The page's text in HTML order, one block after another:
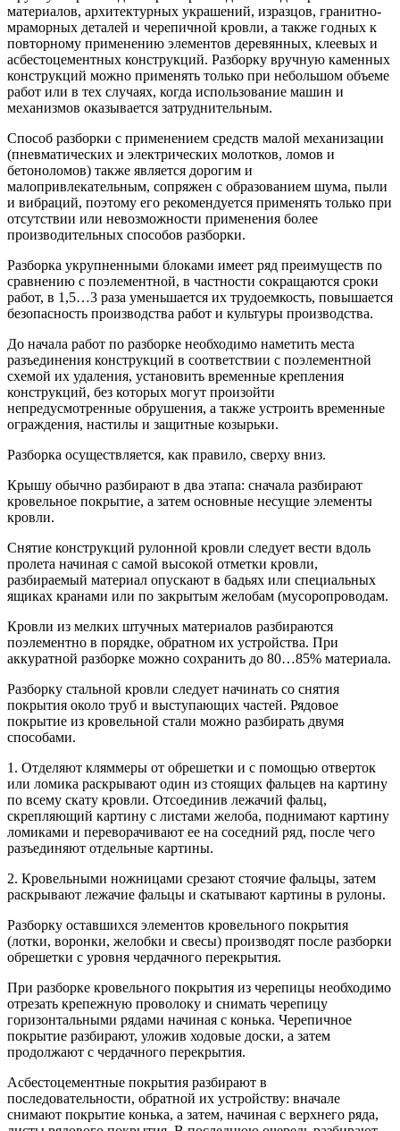
материалов, архитектурных украшений, изразцов, гранитно-
мраморных деталей и черепичной кровли, а также годных к
повторному применению элементов деревянных, клеевых и
асбестоцементных конструкций. Разборку вручную каменных
конструкций можно применять только при небольшом объеме
работ или в тех случаях, когда использование машин и
механизмов оказывается затруднительным.
Способ разборки с применением средств малой механизации
(пневматических и электрических молотков, ломов и
бетоноломов) также является дорогим и
малопривлекательным, сопряжен с образованием шума, пыли
и вибраций, поэтому его рекомендуется применять только при
отсутствии или невозможности применения более
производительных способов разборки.
Разборка укрупненными блоками имеет ряд преимуществ по
сравнению с поэлементной, в частности сокращаются сроки
работ, в 1,5…3 раза уменьшается их трудоемкость, повышается
безопасность производства работ и культуры производства.
До начала работ по разборке необходимо наметить места
разъединения конструкций в соответствии с поэлементной
схемой их удаления, установить временные крепления
конструкций, без которых могут произойти
непредусмотренные обрушения, а также устроить временные
ограждения, настилы и защитные козырьки.
Разборка осуществляется, как правило, сверху вниз.
Крышу обычно разбирают в два этапа: сначала разбирают
кровельное покрытие, а затем основные несущие элементы
кровли.
Снятие конструкций рулонной кровли следует вести вдоль
пролета начиная с самой высокой отметки кровли,
разбираемый материал опускают в бадьях или специальных
ящиках кранами или по закрытым желобам (мусоропроводам.
Кровли из мелких штучных материалов разбираются
поэлементно в порядке, обратном их устройства. При
аккуратной разборке можно сохранить до 80…85% материала.
Разборку стальной кровли следует начинать со снятия
покрытия около труб и выступающих частей. Рядовое
покрытие из кровельной стали можно разбирать двумя
способами.
1. Отделяют кляммеры от обрешетки и с помощью отверток
или ломика раскрывают один из стоящих фальцев на картину
по всему скату кровли. Отсоединив лежачий фальц,
скрепляющий картину с листами желоба, поднимают картину
ломиками и переворачивают ее на соседний ряд, после чего
разъединяют отдельные картины.
2. Кровельными ножницами срезают стоячие фальцы, затем
раскрывают лежачие фальцы и скатывают картины в рулоны.
Разборку оставшихся элементов кровельного покрытия
(лотки, воронки, желобки и свесы) производят после разборки
обрешетки с уровня чердачного перекрытия.
При разборке кровельного покрытия из черепицы необходимо
отрезать крепежную проволоку и снимать черепицу
горизонтальными рядами начиная с конька. Черепичное
покрытие разбирают, уложив ходовые доски, а затем
продолжают с чердачного перекрытия.
Асбестоцементные покрытия разбирают в
последовательности, обратной их устройству: вначале
снимают покрытие конька, а затем, начиная с верхнего ряда,